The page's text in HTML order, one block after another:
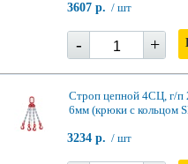
3607 р. / шт
- +
Строп цепной 4СЦ, г/п
6мм (крюки с кольцом
3234 р. / шт